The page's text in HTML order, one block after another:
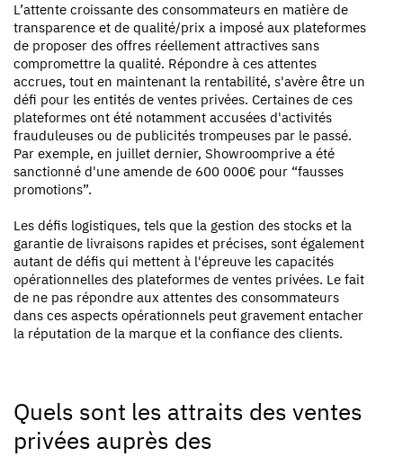
L’attente croissante des consommateurs en matière de
transparence et de qualité/prix a imposé aux plateformes
de proposer des offres réellement attractives sans
compromettre la qualité. Répondre à ces attentes
accrues, tout en maintenant la rentabilité, s'avère être un
défi pour les entités de ventes privées. Certaines de ces
plateformes ont été notamment accusées d'activités
frauduleuses ou de publicités trompeuses par le passé.
Par exemple, en juillet dernier, Showroomprive a été
sanctionné d'une amende de 600 000€ pour “fausses
promotions”.
Les défis logistiques, tels que la gestion des stocks et la
garantie de livraisons rapides et précises, sont également
autant de défis qui mettent à l'épreuve les capacités
opérationnelles des plateformes de ventes privées. Le fait
de ne pas répondre aux attentes des consommateurs
dans ces aspects opérationnels peut gravement entacher
la réputation de la marque et la confiance des clients.
Quels sont les attraits des ventes
privées auprès des